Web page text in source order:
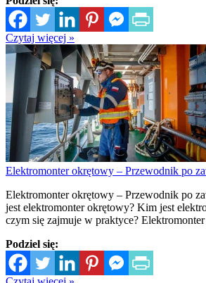
Czytaj więcej »
Elektromonter okrętowy – Przewodnik po
Elektromonter okrętowy – Przewodnik po
jest elektromonter okrętowy? Kim jest
czym się zajmuje w praktyce?
Podziel się: